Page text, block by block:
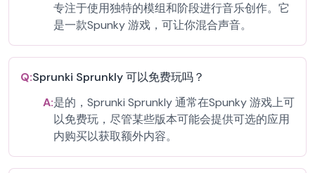
专注于使用独特的模组和阶段进行音乐创作。它
是一款Spunky 游戏，可让你混合声音。
Q:Sprunki Sprunkly 可以免费玩吗？
A:是的，Sprunki Sprunkly 通常在Spunky 游戏上可
以免费玩，尽管某些版本可能会提供可选的应用
内购买以获取额外内容。